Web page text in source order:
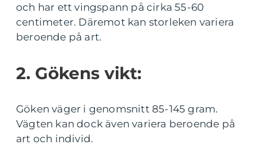
och har ett vingspann på cirka 55-60
centimeter. Däremot kan storleken variera
beroende på art.
2. Gökens vikt:
Göken väger i genomsnitt 85-145 gram.
Vägten kan dock även variera beroende på
art och individ.